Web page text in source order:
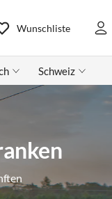
Wunschliste
Schweiz